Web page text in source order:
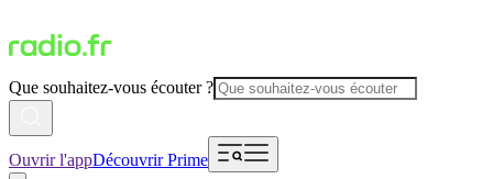
Que souhaitez-vous écouter ?
Ouvrir l'appDécouvrir Prime